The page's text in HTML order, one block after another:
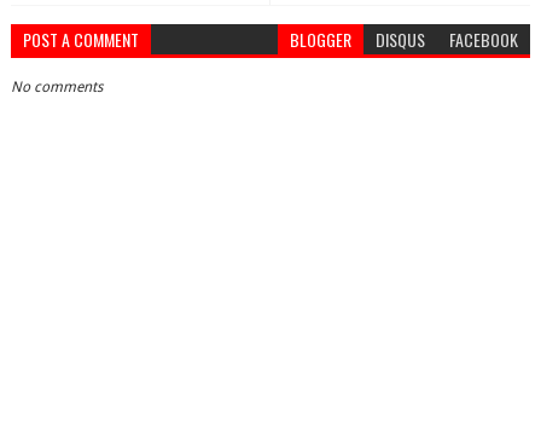
POST A COMMENT BLOGGER DISQUS FACEBOOK
No comments